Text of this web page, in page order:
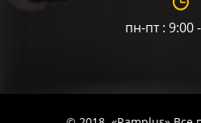
пн-пт : 9:00